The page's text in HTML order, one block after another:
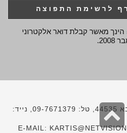
מאשר קבלת דואר אלקטרוני
רח' האקליפטוס 1 כפר סבא 44535, טל: 09-7671379, נייד:
גלילה